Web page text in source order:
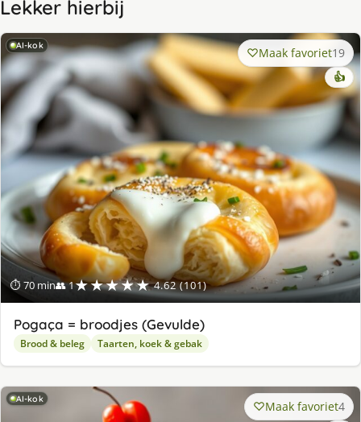
Lekker hierbij
AI-kok
⏱ 70 min👥 1★★★★★ 4.62 (101)
Maak favoriet19
👍
Pogaça = broodjes (Gevulde)
Brood & beleg Taarten, koek & gebak
AI-kok Maak favoriet4